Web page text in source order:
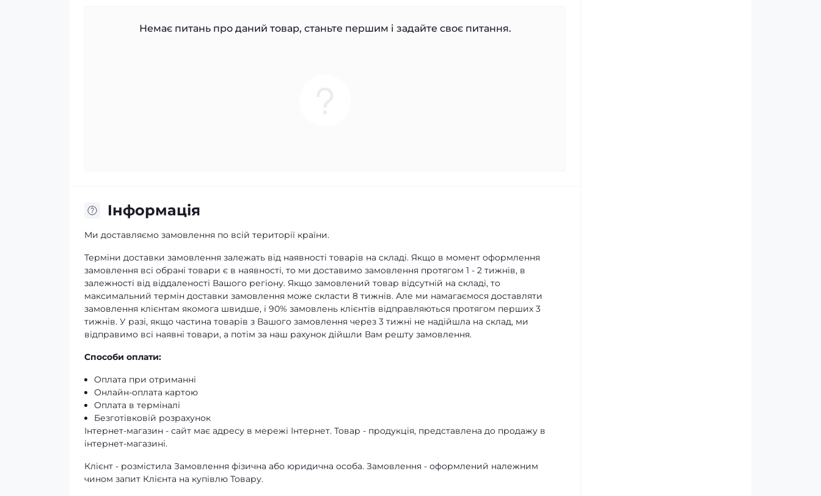
Немає питань про даний товар, станьте першим і задайте своє питання.
Iнформація
Ми доставляємо замовлення по всій території країни.
Терміни доставки замовлення залежать від наявності товарів на складі. Якщо в момент оформлення
замовлення всі обрані товари є в наявності, то ми доставимо замовлення протягом 1 - 2 тижнів, в
залежності від віддаленості Вашого регіону. Якщо замовлений товар відсутній на складі, то
максимальний термін доставки замовлення може скласти 8 тижнів. Але ми намагаємося доставляти
замовлення клієнтам якомога швидше, і 90% замовлень клієнтів відправляються протягом перших 3
тижнів. У разі, якщо частина товарів з Вашого замовлення через 3 тижні не надійшла на склад, ми
відправимо всі наявні товари, а потім за наш рахунок дійшли Вам решту замовлення.
Способи оплати:
Оплата при отриманні
Онлайн-оплата картою
Оплата в терміналі
Безготівковій розрахунок
Інтернет-магазин - сайт має адресу в мережі Інтернет. Товар - продукція, представлена ​​до продажу в
інтернет-магазині.
Клієнт - розмістила Замовлення фізична або юридична особа. Замовлення - оформлений належним
чином запит Клієнта на купівлю Товару.